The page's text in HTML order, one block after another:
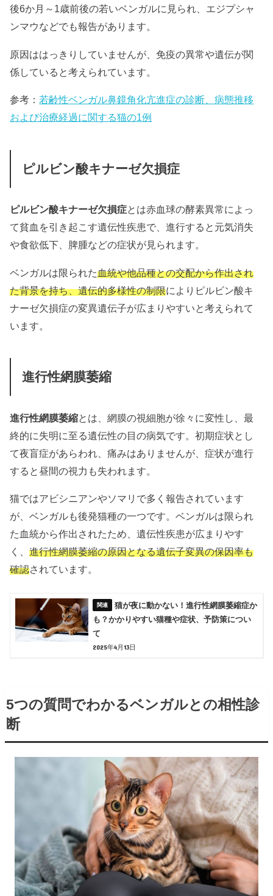
後6か月～1歳前後の若いベンガルに見られ、エジプシャ
ンマウなどでも報告があります。
原因ははっきりしていませんが、免疫の異常や遺伝が関
係していると考えられています。
参考： 若齢性ベンガル鼻鏡角化亢進症の診断、病態推移
および治療経過に関する猫の1例
ピルビン酸キナーゼ欠損症
ピルビン酸キナーゼ欠損症とは赤血球の酵素異常によっ
て貧血を引き起こす遺伝性疾患で、進行すると元気消失
や食欲低下、脾腫などの症状が見られます。
ベンガルは限られた血統や他品種との交配から作出され
た背景を持ち、遺伝的多様性の制限によりピルビン酸キ
ナーゼ欠損症の変異遺伝子が広まりやすいと考えられて
います。
進行性網膜萎縮
進行性網膜萎縮とは、網膜の視細胞が徐々に変性し、最
終的に失明に至る遺伝性の目の病気です。初期症状とし
て夜盲症があらわれ、痛みはありませんが、症状が進行
すると昼間の視力も失われます。
猫ではアビシニアンやソマリで多く報告されています
が、ベンガルも後発猫種の一つです。ベンガルは限られ
た血統から作出されたため、遺伝性疾患が広まりやす
く、進行性網膜萎縮の原因となる遺伝子変異の保因率も
確認されています。
猫が夜に動かない！進行性網膜萎縮症か
も？かかりやすい猫種や症状、予防策につい
て
2025年4月13日
5つの質問でわかるベンガルとの相性診
断